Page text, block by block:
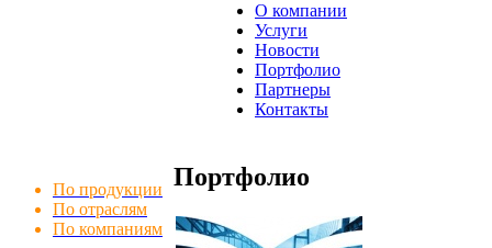
О компании
Услуги
Новости
Портфолио
Партнеры
Контакты
По продукции
По отраслям
По компаниям
Портфолио